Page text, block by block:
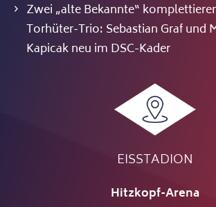
Zwei „alte Bekannte“
Torhüter-Trio: Sebastian Graf und
Kapicak neu im DSC-Kader
EISSTADION
Hitzkopf-Arena